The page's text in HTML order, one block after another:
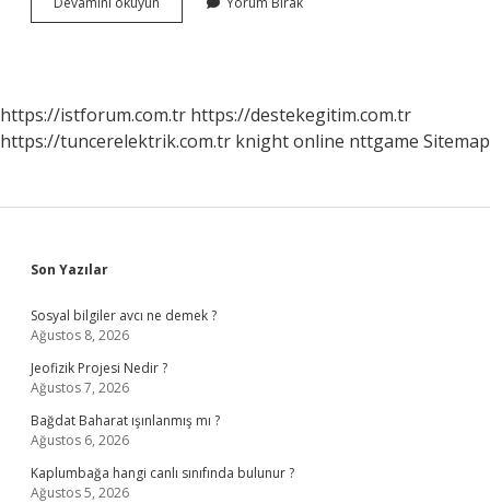
Adaları
https://istforum.com.tr https://destekegitim.com.tr
https://tuncerelektrik.com.tr knight online nttgame Sitemap
Sidebar
Son Yazılar
Sosyal bilgiler avcı ne demek ?
Ağustos 8, 2026
Jeofizik Projesi Nedir ?
Ağustos 7, 2026
Bağdat Baharat ışınlanmış mı ?
Ağustos 6, 2026
Kaplumbağa hangi canlı sınıfında bulunur ?
Ağustos 5, 2026